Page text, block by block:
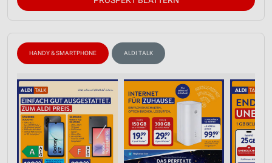
HANDY & SMARTPHONE ALDI TALK